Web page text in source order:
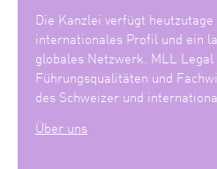
Die Kanzlei verfügt
internationales Profil und ein
globales Netzwerk. MLL
Führungsqualitäten und
des Schweizer und
Über uns